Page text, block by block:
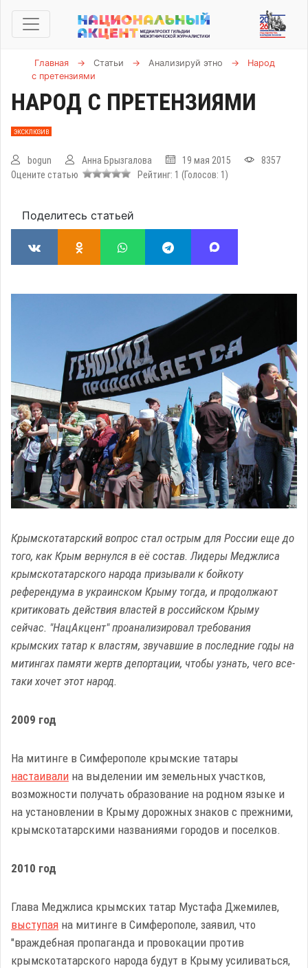
Главная → Статьи → Анализируй этно →
Народ
с претензиями
НАРОД С ПРЕТЕНЗИЯМИ
ЭКСКЛЮЗИВ
bogun Анна Брызгалова 19 мая 2015
8357
Оцените статью
Рейтинг: 1 (Голосов: 1 )
Поделитесь статьей
Крымскотатарский вопрос стал острым для России еще до
того, как Крым вернулся в её состав. Лидеры Меджлиса
крымскотатарского народа призывали к бойкоту
референдума в украинском Крыму тогда, и продолжают
критиковать действия властей в российском Крыму
сейчас. "НацАкцент" проанализировал требования
крымских татар к властям, звучавшие в последние годы на
митингах памяти жертв депортации, чтобы узнать, чего все-
таки хочет этот народ.
2009 год
На митинге в Симферополе крымские татары
настаивали на выделении им земельных участков,
возможности получать образование на родном языке и
на установлении в Крыму дорожных знаков с прежними,
крымскотатарскими названиями городов и поселков.
2010 год
Глава Меджлиса крымских татар Мустафа Джемилев,
выступая на митинге в Симферополе, заявил, что
"враждебная пропаганда и провокации против
крымскотатарского народа будут в Крыму усиливаться,